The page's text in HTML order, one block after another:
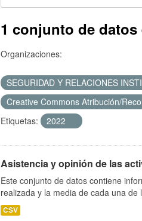
1 conjunto de
Organizaciones:
SEGURIDAD Y RELACIONES
Creative Commons Atribución/
Etiquetas:
2022
Asistencia y opinión de las
Este conjunto de datos contiene
realizada y la media de cada una
CSV